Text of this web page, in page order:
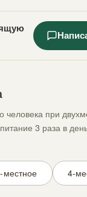
человека при
3 раза в
местное 4-